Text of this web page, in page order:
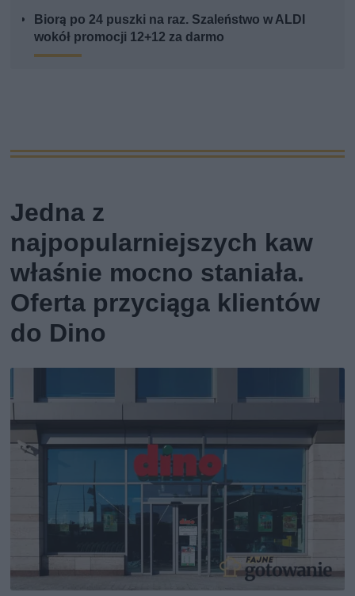
Biorą po 24 puszki na raz. Szaleństwo w ALDI
wokół promocji 12+12 za darmo
Jedna z
najpopularniejszych kaw
właśnie mocno staniała.
Oferta przyciąga klientów
do Dino